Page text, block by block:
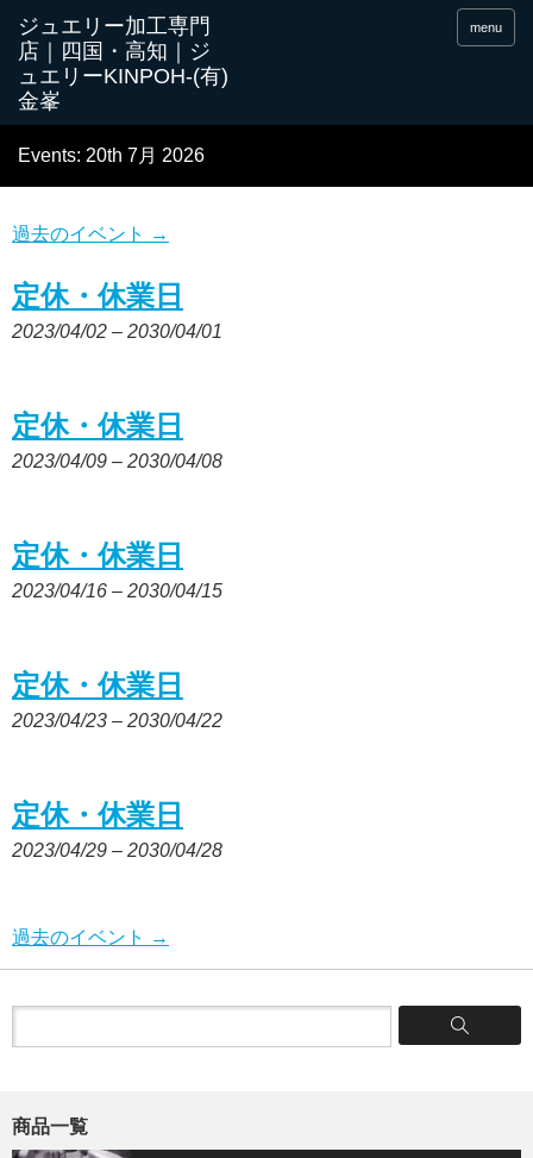
menu
Events: 20th 7月 2026
過去のイベント →
定休・休業日
2023/04/02 – 2030/04/01
定休・休業日
2023/04/09 – 2030/04/08
定休・休業日
2023/04/16 – 2030/04/15
定休・休業日
2023/04/23 – 2030/04/22
定休・休業日
2023/04/29 – 2030/04/28
過去のイベント →
商品一覧